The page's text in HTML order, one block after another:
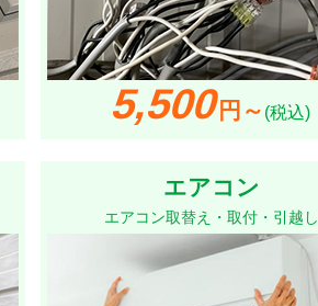
5,500円～ (税込)
エアコン
エアコン取替え・取付・引越し